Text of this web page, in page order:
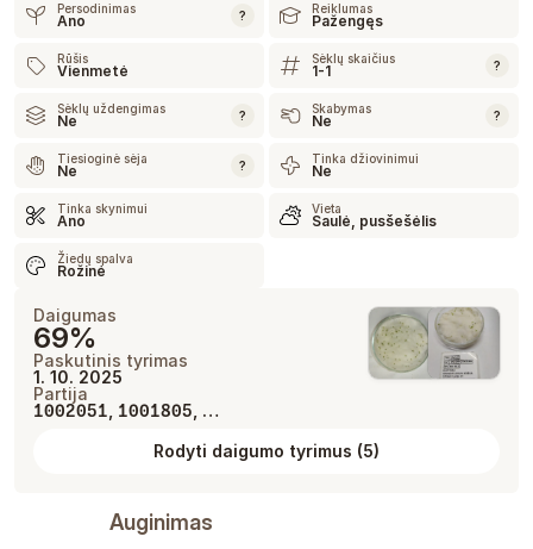
Persodinimas
Ano ? Reiklumas
Pažengęs
Rūšis
Vienmetė
Sėklų skaičius
1-1 ?
Sėklų uždengimas
Ne ? Skabymas
Ne ?
Tiesioginė sėja
Ne ? Tinka džiovinimui
Ne
Tinka skynimui
Ano
Vieta
Saulė, pusšešėlis
Žiedų spalva
Rožinė
Daigumas
69%
Paskutinis tyrimas
1. 10. 2025
Partija
1002051 1001805 , …
Rodyti daigumo tyrimus (5)
Auginimas